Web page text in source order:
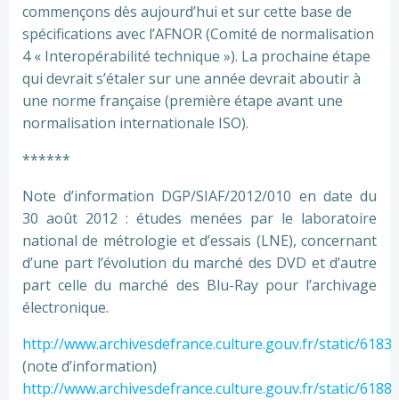
commençons dès aujourd’hui et sur cette base de
spécifications avec l’AFNOR (Comité de normalisation
4 « Interopérabilité technique »). La prochaine étape
qui devrait s’étaler sur une année devrait aboutir à
une norme française (première étape avant une
normalisation internationale ISO).
******
Note d’information DGP/SIAF/2012/010 en date du
30 août 2012 : études menées par le laboratoire
national de métrologie et d’essais (LNE), concernant
d’une part l’évolution du marché des DVD et d’autre
part celle du marché des Blu-Ray pour l’archivage
électronique.
http://www.archivesdefrance.culture.gouv.fr/static/6183
(note d’information)
http://www.archivesdefrance.culture.gouv.fr/static/6188